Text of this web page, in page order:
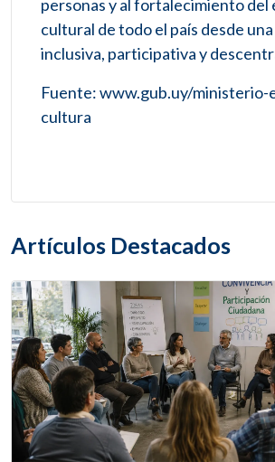
personas y al fortalecimiento del
cultural de todo el país desde
inclusiva, participativa y
Fuente: www.gub.uy/ministerio-
cultura
Artículos Destacados